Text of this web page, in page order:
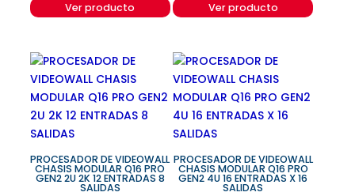
Ver producto Ver producto
PROCESADOR DE VIDEOWALL
CHASIS MODULAR Q16 PRO
GEN2 2U 2K 12 ENTRADAS 8
SALIDAS
PROCESADOR DE VIDEOWALL
CHASIS MODULAR Q16 PRO
GEN2 4U 16 ENTRADAS X 16
SALIDAS